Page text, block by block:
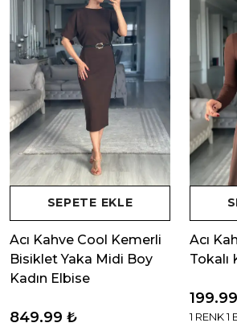
SEPETE EKLE
Acı Kahve Cool Kemerli
Bisiklet Yaka Midi Boy
Kadın Elbise
849.99 ₺
Acı
Tokalı
1 RENK 1